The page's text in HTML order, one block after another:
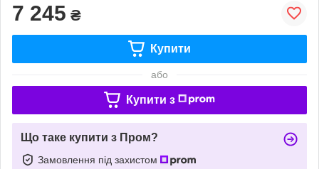
7 245 ₴
Купити
або
Купити з
Що таке купити з Пром?
Замовлення під захистом